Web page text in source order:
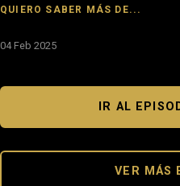
QUIERO SABER MÁS DE...
04 Feb 2025
IR AL
VER MÁS